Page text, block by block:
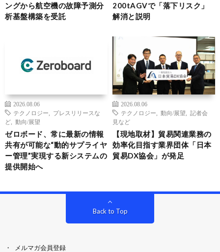
ングから航空機の故障予測分
析基盤構築を受託
200tAGVで「落下リスク」
解消と説明
2026.08.06
テクノロジー
プレスリリースな
ど
動向/展望
ゼロボード、常に最新の情報
共有が可能な“動的サプライヤ
ー管理”実現する新システムの
提供開始へ
2026.08.06
テクノロジー
動向/展望
記者会
見など
【現地取材】貿易関連業務の
効率化目指す業界団体「日本
貿易DX協会」が発足
Back to Top
メルマガ会員登録